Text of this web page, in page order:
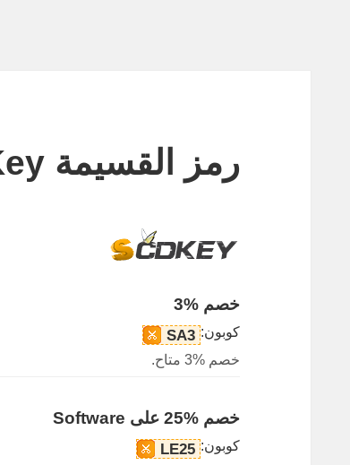
رمز القسيمة SCDKey
خصم %3
كوبون: SA3
خصم %3 متاح.
خصم %25 على Software
كوبون: LE25